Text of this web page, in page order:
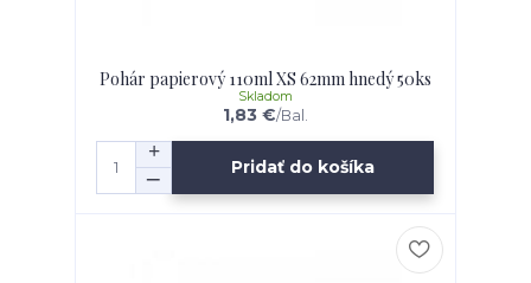
Pohár papierový 110ml XS 62mm hnedý 50ks
1,83 €/Bal.
Skladom
Pridať do košíka